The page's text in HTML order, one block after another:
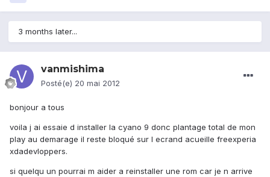
3 months later...
vanmishima
Posté(e) 20 mai 2012
bonjour a tous
voila j ai essaie d installer la cyano 9 donc plantage total de mon
play au demarage il reste bloqué sur l ecrand acueille freexperia
xdadevloppers.
si quelqu un pourrai m aider a reinstaller une rom car je n arrive